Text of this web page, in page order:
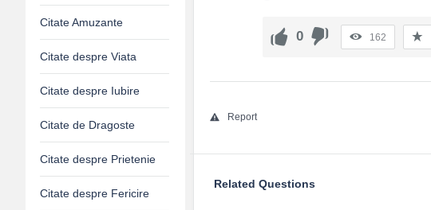
0 162
Report
Related Questions
Citate Amuzante
Citate despre Viata
Citate despre Iubire
Citate de Dragoste
Citate despre Prietenie
Citate despre Fericire